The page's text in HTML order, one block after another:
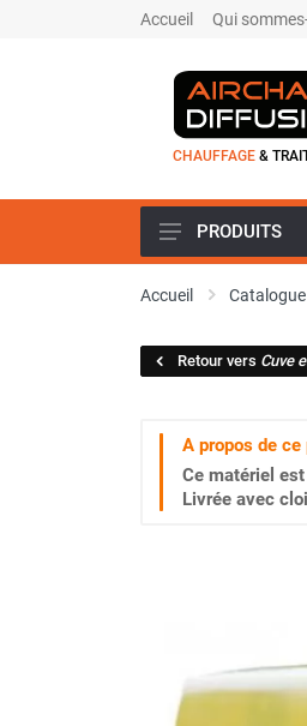
Accueil Qui
CHAUFFAGE &
Climatiseur
Climatiseur mobile
Rafraîchisseur d'air
Rafraichisseur
Rafraîchisseur
Ventilateur /
Brasseur d'air
Ventilateur fixe
PRODUITS
Accueil Catalogue
Retour vers Cuve
A propos de ce
Ce matériel
Livrée avec